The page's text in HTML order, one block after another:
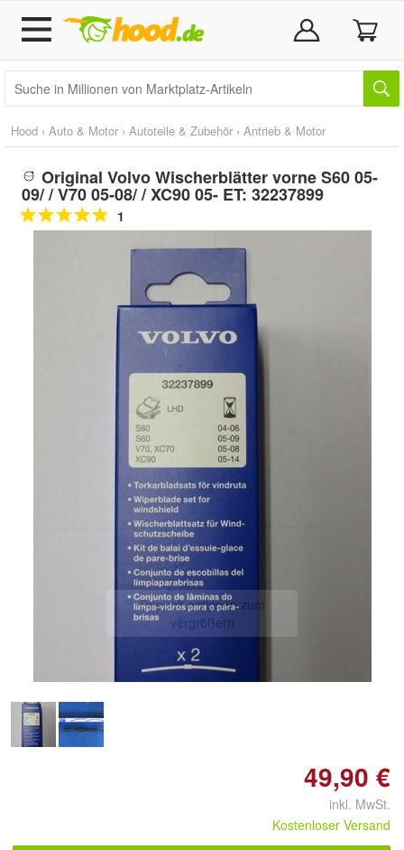
Hood › Auto & Motor › Autoteile & Zubehör › Antrieb & Motor
Original Volvo Wischerblätter vorne S60 05-
09/ / V70 05-08/ / XC90 05- ET: 32237899
1
Doppelt antippen zum
vergrößern
49,90 €
inkl. MwSt.
Kostenloser Versand